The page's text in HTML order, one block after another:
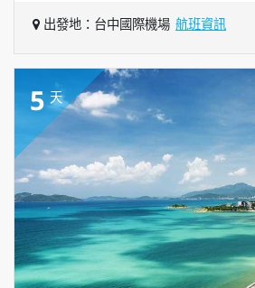
出發地：台中國際機場 航班資訊
5 天